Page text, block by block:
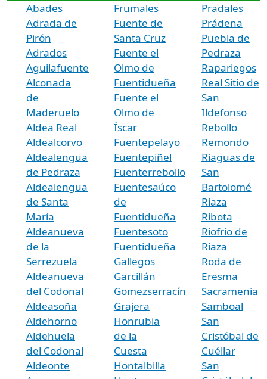
Abades
Adrada de
Pirón
Adrados
Aguilafuente
Alconada
de
Maderuelo
Aldea Real
Aldealcorvo
Aldealengua
de Pedraza
Aldealengua
de Santa
María
Aldeanueva
de la
Serrezuela
Aldeanueva
del Codonal
Aldeasoña
Aldehorno
Aldehuela
del Codonal
Aldeonte
Frumales
Fuente de
Santa Cruz
Fuente el
Olmo de
Fuentidueña
Fuente el
Olmo de
Íscar
Fuentepelayo
Fuentepiñel
Fuenterrebollo
Fuentesaúco
de
Fuentidueña
Fuentesoto
Fuentidueña
Gallegos
Garcillán
Gomezserracín
Grajera
Honrubia
de la
Cuesta
Hontalbilla
Pradales
Prádena
Puebla de
Pedraza
Rapariegos
Real Sitio de
San
Ildefonso
Rebollo
Remondo
Riaguas de
San
Bartolomé
Riaza
Ribota
Riofrío de
Riaza
Roda de
Eresma
Sacramenia
Samboal
San
Cristóbal de
Cuéllar
San